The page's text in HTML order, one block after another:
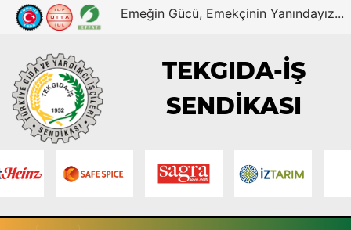
Emeğin Gücü, Emekçinin Yanındayız...
TEKGIDA-İŞ
SENDİKASI